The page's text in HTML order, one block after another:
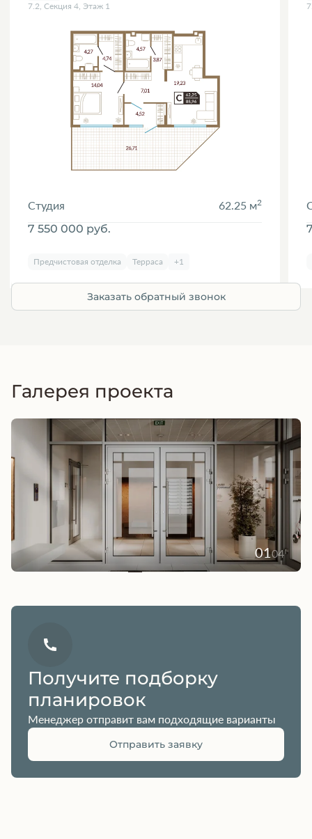
7.2, Секция 4, Этаж 1
Студия 62.25 м2
7 550 000 руб.
Предчистовая отделка Терраса +1
Заказать обратный звонок
Галерея проекта
0104
Получите подборку
планировок
Менеджер отправит вам подходящие варианты
Отправить заявку